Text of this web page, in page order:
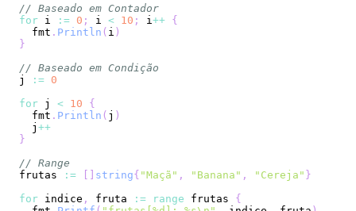
// Baseado em Contador
for i := 0 ; i < 10 ; i ++ {
  fmt
. Println ( i )
}
// Baseado em Condição
j
:= 0
for j < 10
{
  fmt
. Println ( j )
  j
++
}
// Range
frutas
:= [ ] string{ "Maçã" , "Banana" , "Cereja" }
for indice , fruta := range frutas {